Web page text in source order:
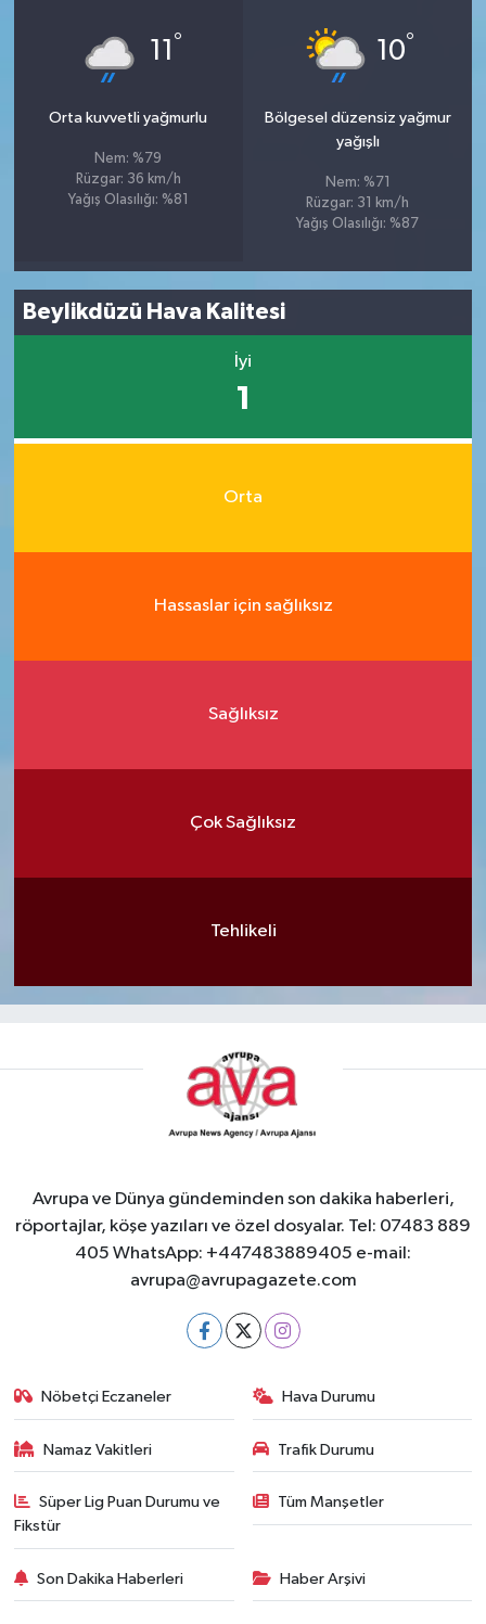
11 °
Orta kuvvetli yağmurlu
Nem: %79
Rüzgar: 36 km/h
Yağış Olasılığı: %81
10°
Bölgesel düzensiz yağmur
yağışlı
Nem: %71
Rüzgar: 31 km/h
Yağış Olasılığı: %87
Beylikdüzü Hava Kalitesi
İyi
1
Orta
Hassaslar için sağlıksız
Sağlıksız
Çok Sağlıksız
Tehlikeli
Avrupa ve Dünya gündeminden son dakika haberleri,
röportajlar, köşe yazıları ve özel dosyalar. Tel: 07483 889
405 WhatsApp: +447483889405 e-mail:
avrupa@avrupagazete.com
Nöbetçi Eczaneler Hava Durumu
Namaz Vakitleri Trafik Durumu
Süper Lig Puan Durumu ve
Fikstür
Tüm Manşetler
Son Dakika Haberleri Haber Arşivi